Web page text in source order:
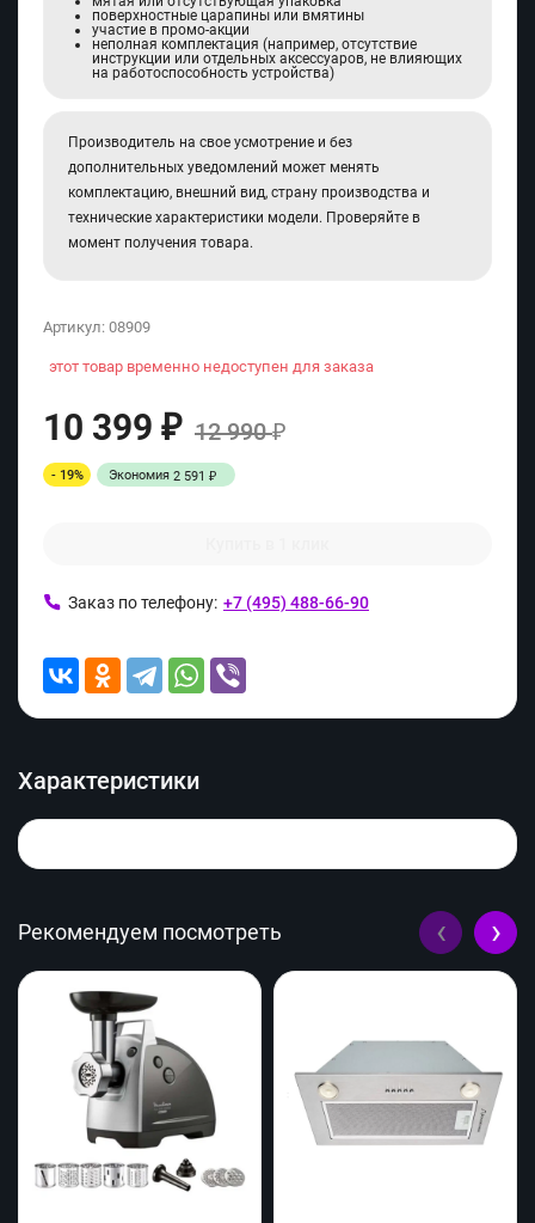
поверхностные царапины или вмятины
участие в промо-акции
неполная комплектация (например, отсутствие
инструкции или отдельных аксессуаров, не влияющих
на работоспособность устройства)
Производитель на свое усмотрение и без
дополнительных уведомлений может менять
комплектацию, внешний вид, страну производства и
технические характеристики модели. Проверяйте в
момент получения товара.
Артикул: 08909
этот товар временно недоступен для заказа
10 399 ₽ 12 990₽
- 19% Экономия 2 591 ₽
Заказ по телефону: +7 (495) 488-66-90
Характеристики
Рекомендуем посмотреть ‹ ›